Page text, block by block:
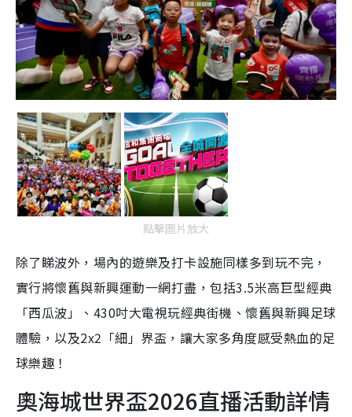
點擊圖片放大
除了睇波外，場內的遊樂及打卡設施同樣多到玩不完，
實行將懷舊與新興運動一網打盡，包括3.5米高巨型經典
「西瓜波」、430吋大電視玩經典街機、懷舊與新興足球
體驗，以及2x2「細」界盃，讓大家多角度感受熱血的足
球樂趣！
奧海城世界盃2026直播活動詳情